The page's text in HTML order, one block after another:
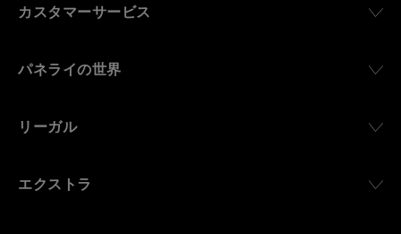
カスタマーサービス
パネライの世界
リーガル
エクストラ